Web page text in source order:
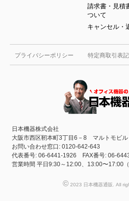
プライバシーポリシー 特定商取引表記
日本機器株式会社
大阪市西区靭本町3丁目6－8 マルトモビル
お問い合わせ窓口: 0120-642-643
代表番号: 06-6441-1926 FAX番号: 06-
営業時間 平日9:30～12:00、13:00〜17:00（
請求書・見積
ついて
キャンセル・
©2023 日本機器通販. All